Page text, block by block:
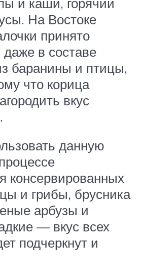
На Востоке
принято
даже в составе
баранины и птицы,
что корица
вкус
данную
консервированных
и грибы, брусника
арбузы и
— вкус всех
подчеркнут и